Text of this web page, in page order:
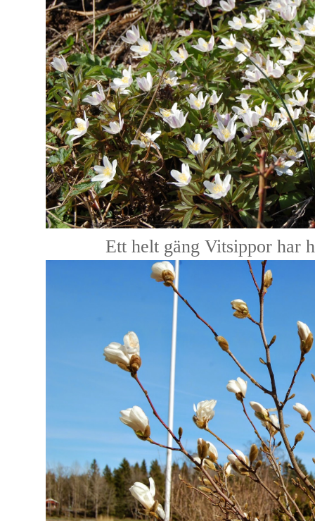
Ett helt gäng Vitsippor har